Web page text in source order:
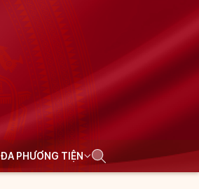
ĐA PHƯƠNG TIỆN